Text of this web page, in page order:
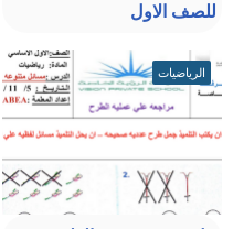
للصف الاول
الرياضيات